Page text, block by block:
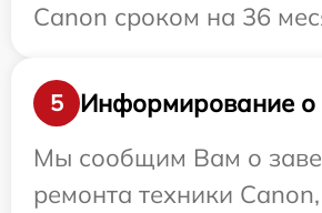
Canon сроком на 36
5
Информирование о
Мы сообщим Вам о
ремонта техники